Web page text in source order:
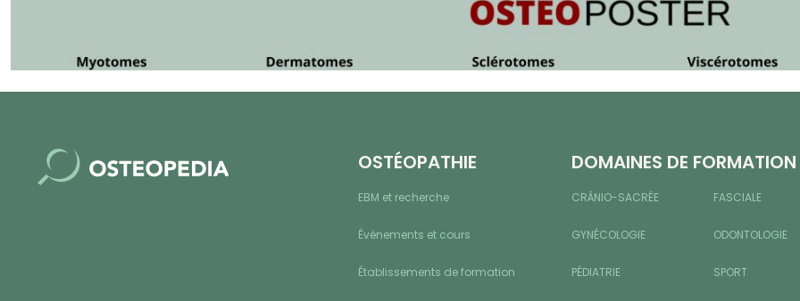
OSTÉOPATHIE
EBM et recherche
Événements et cours
Établissements de formation
DOMAINES DE FORMATION
CRÂNIO-SACRÉE FASCIALE
GYNÉCOLOGIE ODONTOLOGIE
PÉDIATRIE SPORT